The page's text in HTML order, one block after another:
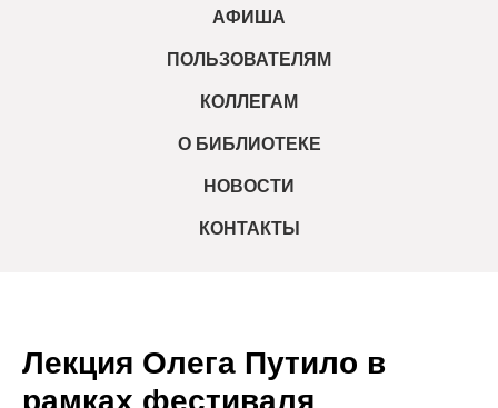
АФИША
ПОЛЬЗОВАТЕЛЯМ
КОЛЛЕГАМ
О БИБЛИОТЕКЕ
НОВОСТИ
КОНТАКТЫ
Лекция Олега Путило в
рамках фестиваля